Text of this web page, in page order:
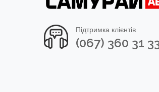
Підтримка клієнтів
(067) 360 31